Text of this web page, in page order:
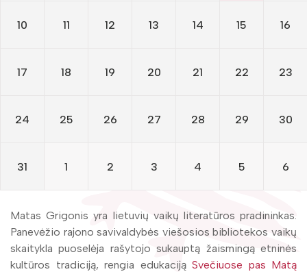
Klubai
Kraštotyros leidiniai
Žymūs kraštiečiai
Literatų klubas „Polėkis“
Interaktyvi kelionė
Gabrielės Petkevičaitės-Bitės literatūrinė
premija
10 11 12 13 14 15 16
17 18 19 20 21 22 23
24 25 26 27 28 29 30
31 1 2 3 4 5 6
Matas Grigonis yra lietuvių vaikų literatūros pradininkas.
Panevėžio rajono savivaldybės viešosios bibliotekos vaikų
skaitykla puoselėja rašytojo sukauptą žaismingą etninės
kultūros tradiciją, rengia edukaciją Svečiuose pas Matą